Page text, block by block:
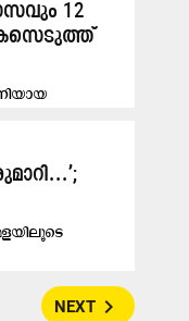
12
NEXT navigate_next